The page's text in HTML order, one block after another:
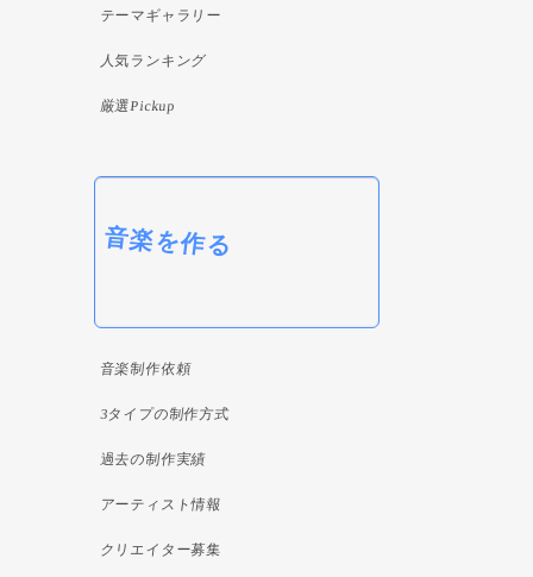
テーマギャラリー
人気ランキング
厳選Pickup
音楽を作る
音楽制作依頼
3タイプの制作方式
過去の制作実績
アーティスト情報
クリエイター募集